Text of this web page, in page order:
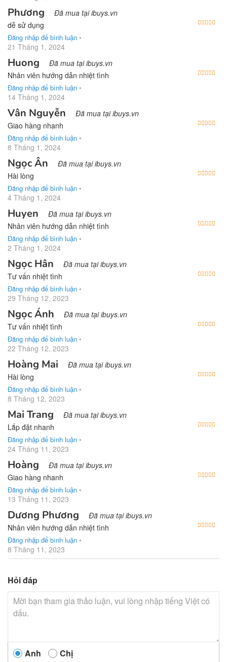
Phương Đã mua tại ibuys.vn
dễ sử dụng
Đăng nhập để bình luận •
21 Tháng 1, 2024
Huong Đã mua tại ibuys.vn
Nhân viên hướng dẫn nhiệt tình
Đăng nhập để bình luận •
14 Tháng 1, 2024
Vân Nguyễn Đã mua tại ibuys.vn
Giao hàng nhanh
Đăng nhập để bình luận •
8 Tháng 1, 2024
Ngọc Ân Đã mua tại ibuys.vn
Hài lòng
Đăng nhập để bình luận •
4 Tháng 1, 2024
Huyen Đã mua tại ibuys.vn
Nhân viên hướng dẫn nhiệt tình
Đăng nhập để bình luận •
2 Tháng 1, 2024
Ngọc Hân Đã mua tại ibuys.vn
Tư vấn nhiệt tình
Đăng nhập để bình luận •
29 Tháng 12, 2023
Ngọc Ánh Đã mua tại ibuys.vn
Tư vấn nhiệt tình
Đăng nhập để bình luận •
22 Tháng 12, 2023
Hoàng Mai Đã mua tại ibuys.vn
Hài lòng
Đăng nhập để bình luận •
8 Tháng 12, 2023
Mai Trang Đã mua tại ibuys.vn
Lắp đặt nhanh
Đăng nhập để bình luận •
24 Tháng 11, 2023
Hoàng Đã mua tại ibuys.vn
Giao hàng nhanh
Đăng nhập để bình luận •
13 Tháng 11, 2023
Dương Phương Đã mua tại ibuys.vn
Nhân viên hướng dẫn nhiệt tình
Đăng nhập để bình luận •
8 Tháng 11, 2023
Hỏi đáp
Anh Chị